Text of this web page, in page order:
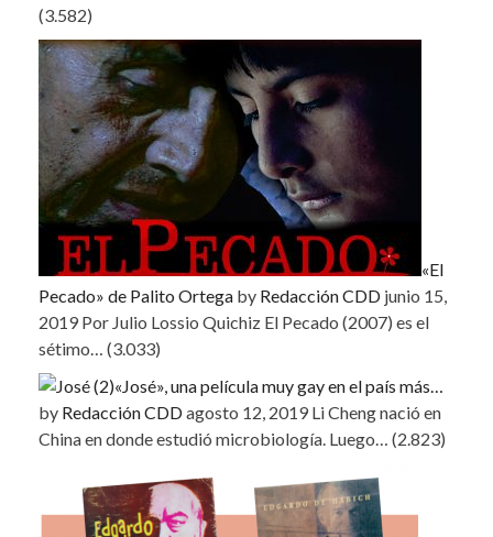
(3.582)
«El
Pecado» de Palito Ortega by Redacción CDD junio 15,
2019 Por Julio Lossio Quichiz El Pecado (2007) es el
sétimo… (3.033)
«José», una película muy gay en el país más…
by Redacción CDDagosto 12, 2019 Li Cheng nació en
China en donde estudió microbiología. Luego… (2.823)